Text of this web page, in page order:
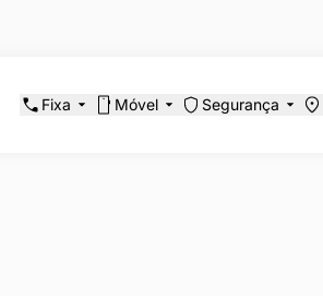
Fixa Móvel Segurança